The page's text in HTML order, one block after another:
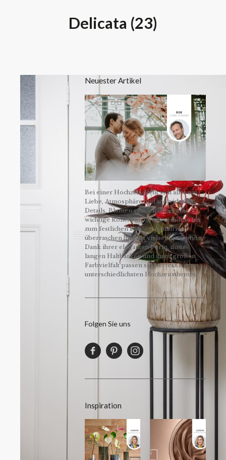
Delicata (23)
Neuester Artikel
Bei einer Hochzeit dreht sich alles um
Liebe, Atmosphäre und individuelle
Details. Blumen spielen dabei eine
wichtige Rolle, von der Zeremonie bis
zum festlichen Dinner. Anthurien
überraschen hier als vielseitige Option.
Dank ihrer eleganten Form, ihrer
langen Haltbarkeit und ihrer großen
Farbvielfalt passen sie perfekt zu den
unterschiedlichsten Hochzeitsthemen!
Folgen Sie uns
Inspiration